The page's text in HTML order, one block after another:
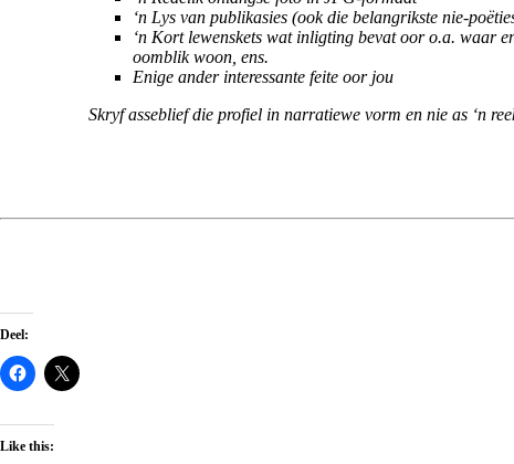
‘n Lys van publikasies (ook die belangrikste nie-
‘n Kort lewenskets wat inligting bevat oor o.a. waar
oomblik woon, ens.
Enige ander interessante feite oor jou
Skryf asseblief die profiel in narratiewe vorm en nie as ‘n
Deel:
Like this: